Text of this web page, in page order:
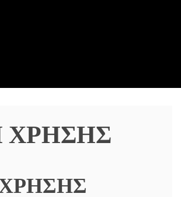
ΧΡΗΣΗΣ